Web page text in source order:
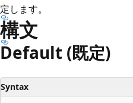
定します。
構文
Default (既定)
Syntax